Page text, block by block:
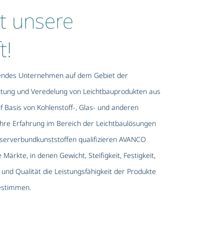
unsere
Unternehmen auf dem Gebiet der
und Veredelung von Leichtbauprodukten aus
von Kohlenstoff-, Glas- und anderen
Erfahrung im Bereich der Leichtbaulösungen
qualifizieren AVANCO
in denen Gewicht, Steifigkeit, Festigkeit,
Qualität die Leistungsfähigkeit der Produkte